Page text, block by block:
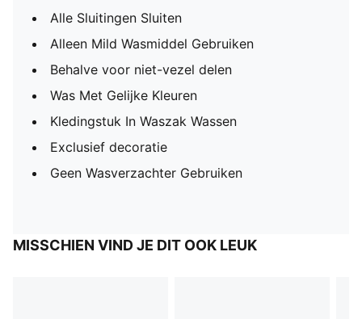
Alle Sluitingen Sluiten
Alleen Mild Wasmiddel Gebruiken
Behalve voor niet-vezel delen
Was Met Gelijke Kleuren
Kledingstuk In Waszak Wassen
Exclusief decoratie
Geen Wasverzachter Gebruiken
MISSCHIEN VIND JE DIT OOK LEUK